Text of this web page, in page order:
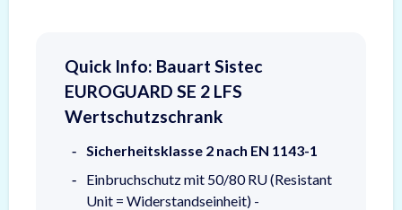
Quick Info: Bauart Sistec
EUROGUARD SE 2 LFS
Wertschutzschrank
Sicherheitsklasse 2 nach EN 1143-1
Einbruchschutz mit 50/80 RU (Resistant
Unit = Widerstandseinheit) -